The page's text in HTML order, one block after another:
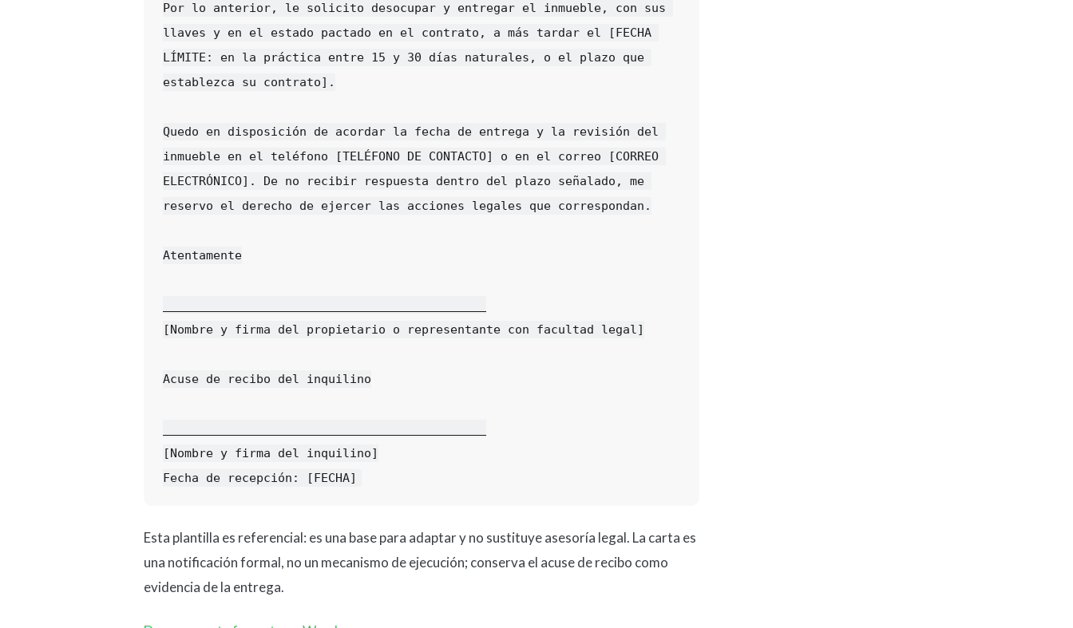
Por lo anterior, le solicito desocupar y entregar el inmueble, con sus
llaves y en el estado pactado en el contrato, a más tardar el [FECHA
LÍMITE: en la práctica entre 15 y 30 días naturales, o el plazo que
establezca su contrato].
Quedo en disposición de acordar la fecha de entrega y la revisión del
inmueble en el teléfono [TELÉFONO DE CONTACTO] o en el correo [CORREO
ELECTRÓNICO]. De no recibir respuesta dentro del plazo señalado, me
reservo el derecho de ejercer las acciones legales que correspondan.
Atentamente
[Nombre y firma del propietario o representante con facultad legal]
Acuse de recibo del inquilino
[Nombre y firma del inquilino]
Esta plantilla es referencial: es una base para adaptar y no sustituye asesoría legal. La carta es
una notificación formal, no un mecanismo de ejecución; conserva el acuse de recibo como
evidencia de la entrega.